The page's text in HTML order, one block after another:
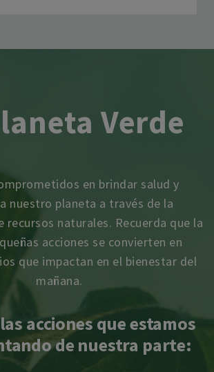
Verde
en brindar salud y
nuestro planeta a través de la
recursos naturales. Recuerda que la
acciones se convierten en
que impactan en el bienestar del
mañana.
acciones que estamos
de nuestra parte: